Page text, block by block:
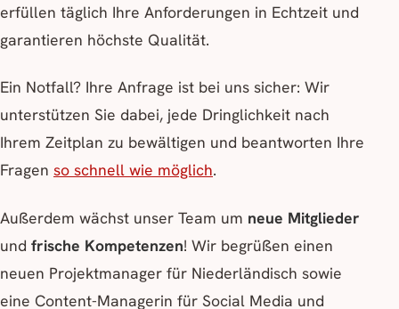
erfüllen täglich Ihre Anforderungen in Echtzeit und
garantieren höchste Qualität.
Ein Notfall? Ihre Anfrage ist bei uns sicher: Wir
unterstützen Sie dabei, jede Dringlichkeit nach
Ihrem Zeitplan zu bewältigen und beantworten Ihre
Fragen so schnell wie möglich.
Außerdem wächst unser Team um neue Mitglieder
und frische Kompetenzen! Wir begrüßen einen
neuen Projektmanager für Niederländisch sowie
eine Content-Managerin für Social Media und